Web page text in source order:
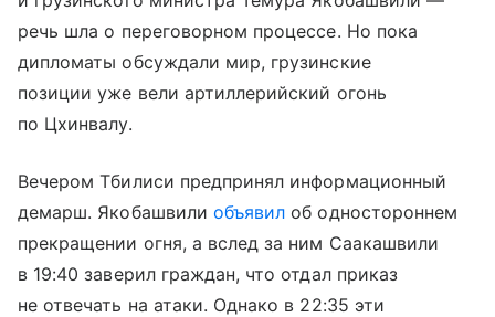
речь шла о переговорном процессе. Но пока
дипломаты обсуждали мир, грузинские
позиции уже вели артиллерийский огонь
по Цхинвалу.
Вечером Тбилиси предпринял информационный
демарш. Якобашвили объявил об одностороннем
прекращении огня, а вслед за ним Саакашвили
в 19:40 заверил граждан, что отдал приказ
не отвечать на атаки. Однако в 22:35 эти